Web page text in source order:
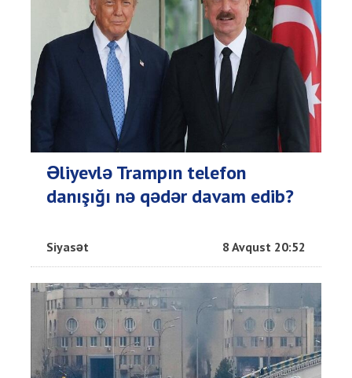
Əliyevlə Trampın telefon
danışığı nə qədər davam edib?
Siyasət 8 Avqust 20:52